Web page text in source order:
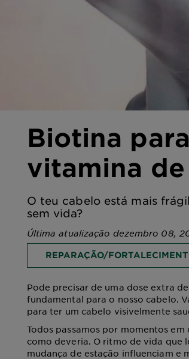
Biotina
vitamina
O teu cabelo está mais
sem vida?
Última atualização dezembro 08,
REPARAÇÃO/
Pode precisar de uma dose extra
fundamental para o nosso cabelo.
para ter um cabelo visivelmente
Todos passamos por momentos
como deveria. O ritmo de vida que
mudança de estação influenciam e